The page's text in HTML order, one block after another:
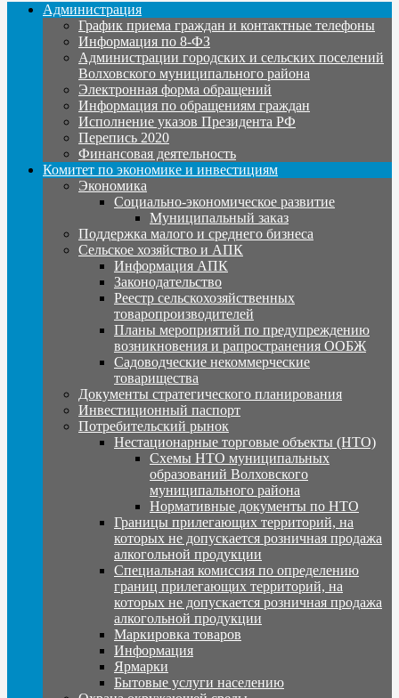
Администрация
График приема граждан и контактные телефоны
Информация по 8-ФЗ
Администрации городских и сельских поселений
Волховского муниципального района
Электронная форма обращений
Информация по обращениям граждан
Исполнение указов Президента РФ
Перепись 2020
Финансовая деятельность
Комитет по экономике и инвестициям
Экономика
Социально-экономическое развитие
Муниципальный заказ
Поддержка малого и среднего бизнеса
Сельское хозяйство и АПК
Информация АПК
Законодательство
Реестр сельскохозяйственных
товаропроизводителей
Планы мероприятий по предупреждению
возникновения и рапространения ООБЖ
Садоводческие некоммерческие
товарищества
Документы стратегического планирования
Инвестиционный паспорт
Потребительский рынок
Нестационарные торговые объекты (НТО)
Схемы НТО муниципальных
образований Волховского
муниципального района
Нормативные документы по НТО
Границы прилегающих территорий, на
которых не допускается розничная продажа
алкогольной продукции
Специальная комиссия по определению
границ прилегающих территорий, на
которых не допускается розничная продажа
алкогольной продукции
Маркировка товаров
Информация
Ярмарки
Бытовые услуги населению